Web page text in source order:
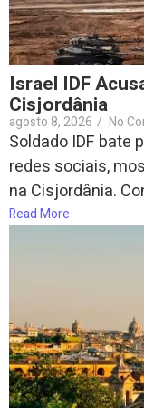
Israel IDF
Cisjordânia
agosto 8, 2026 / No
Soldado IDF bate
redes sociais,
na Cisjordânia.
Read More